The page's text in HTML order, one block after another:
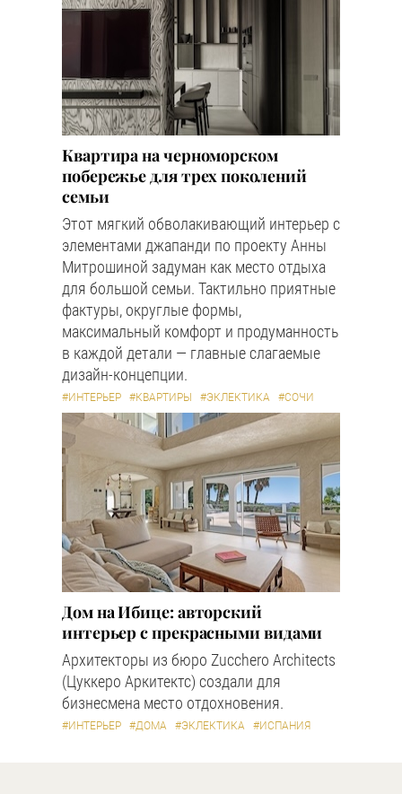
Квартира на черноморском
побережье для трех поколений
семьи
Этот мягкий обволакивающий интерьер с
элементами джапанди по проекту Анны
Митрошиной задуман как место отдыха
для большой семьи. Тактильно приятные
фактуры, округлые формы,
максимальный комфорт и продуманность
в каждой детали — главные слагаемые
дизайн-концепции.
#ИНТЕРЬЕР #КВАРТИРЫ #ЭКЛЕКТИКА #СОЧИ
Дом на Ибице: авторский
интерьер с прекрасными видами
Архитекторы из бюро Zucchero Architects
(Цуккеро Аркитектс) создали для
бизнесмена место отдохновения.
#ИНТЕРЬЕР #ДОМА #ЭКЛЕКТИКА #ИСПАНИЯ